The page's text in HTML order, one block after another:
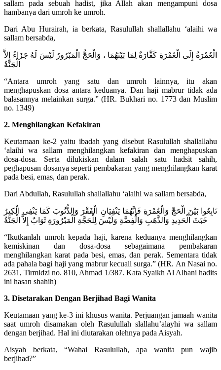
sallam pada sebuah hadist, jika Allah akan mengampuni dosa
hambanya dari umroh ke umroh.
Dari Abu Hurairah, ia berkata, Rasulullah shallallahu ‘alaihi wa
sallam bersabda,
الْعُمْرَةُ إِلَى الْعُمْرَةِ كَفَّارَةٌ لِمَا بَيْنَهُمَا ، وَالْحَجُّ الْمَبْرُورُ لَيْسَ لَهُ جَزَاءٌ إِلاَّ
الْجَنَّةُ
“Antara umroh yang satu dan umroh lainnya, itu akan
menghapuskan dosa antara keduanya. Dan haji mabrur tidak ada
balasannya melainkan surga.” (HR. Bukhari no. 1773 dan Muslim
no. 1349)
2. Menghilangkan Kefakiran
Keutamaan ke-2 yaitu ibadah yang disebut Rasulullah shallallahu
‘alaihi wa sallam menghilangkan kefakiran dan menghapuskan
dosa-dosa. Serta dilukiskan dalam salah satu hadsit sahih,
peghapusan dosanya seperti pembakaran yang menghilangkan karat
pada besi, emas, dan perak.
Dari Abdullah, Rasulullah shallallahu ‘alaihi wa sallam bersabda,
تَابِعُوا بَيْنَ الْحَجِّ وَالْعُمْرَةِ فَإِنَّهُمَا يَنْفِيَانِ الْفَقْرَ وَالذُّنُوبَ كَمَا يَنْفِى الْكِيرُ
خَبَثَ الْحَدِيدِ وَالذَّهَبِ وَالْفِضَّةِ وَلَيْسَ لِلْحَجَّةِ الْمَبْرُورَةِ ثَوَابٌ إِلاَّ الْجَنَّةُ
“Ikutkanlah umroh kepada haji, karena keduanya menghilangkan
kemiskinan dan dosa-dosa sebagaimana pembakaran
menghilangkan karat pada besi, emas, dan perak. Sementara tidak
ada pahala bagi haji yang mabrur kecuali surga.” (HR. An Nasai no.
2631, Tirmidzi no. 810, Ahmad 1/387. Kata Syaikh Al Albani hadits
ini hasan shahih)
3. Disetarakan Dengan Berjihad Bagi Wanita
Keutamaan yang ke-3 ini khusus wanita. Perjuangan jamaah wanita
saat umroh disamakan oleh Rasulullah slallahu’alayhi wa sallam
dengan berjihad. Hal ini diutarakan olehnya pada Aisyah.
Aisyah berkata, “Wahai Rasulullah, apa wanita pun wajib
berjihad?”